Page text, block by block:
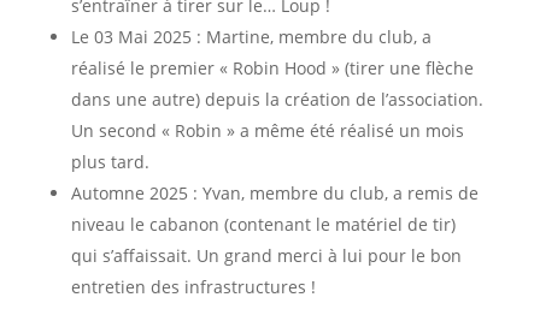
s’entraîner à tirer sur le… Loup !
Le 03 Mai 2025 : Martine, membre du club, a
réalisé le premier « Robin Hood » (tirer une flèche
dans une autre) depuis la création de l’association.
Un second « Robin » a même été réalisé un mois
plus tard.
Automne 2025 : Yvan, membre du club, a remis de
niveau le cabanon (contenant le matériel de tir)
qui s’affaissait. Un grand merci à lui pour le bon
entretien des infrastructures !